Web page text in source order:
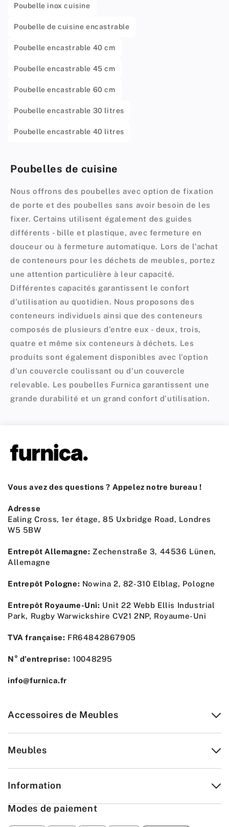
Poubelle inox cuisine
Poubelle de cuisine encastrable
Poubelle encastrable 40 cm
Poubelle encastrable 45 cm
Poubelle encastrable 60 cm
Poubelle encastrable 30 litres
Poubelle encastrable 40 litres
Poubelles de cuisine
Nous offrons des poubelles avec option de fixation
de porte et des poubelles sans avoir besoin de les
fixer. Certains utilisent également des guides
différents - bille et plastique, avec fermeture en
douceur ou à fermeture automatique. Lors de l'achat
de conteneurs pour les déchets de meubles, portez
une attention particulière à leur capacité.
Différentes capacités garantissent le confort
d'utilisation au quotidien. Nous proposons des
conteneurs individuels ainsi que des conteneurs
composés de plusieurs d'entre eux - deux, trois,
quatre et même six conteneurs à déchets. Les
produits sont également disponibles avec l'option
d'un couvercle coulissant ou d'un couvercle
relevable. Les poubelles Furnica garantissent une
grande durabilité et un grand confort d'utilisation.
Vous avez des questions ? Appelez notre bureau !
Adresse
Ealing Cross, 1er étage, 85 Uxbridge Road, Londres
W5 5BW
Entrepôt Allemagne: Zechenstraße 3, 44536 Lünen,
Allemagne
Entrepôt Pologne: Nowina 2, 82-310 Elblag, Pologne
Entrepôt Royaume-Uni: Unit 22 Webb Ellis Industrial
Park, Rugby Warwickshire CV21 2NP, Royaume-Uni
TVA française: FR64842867905
N° d'entreprise: 10048295
info@furnica.fr
Accessoires de Meubles
Meubles
Information
Modes de paiement